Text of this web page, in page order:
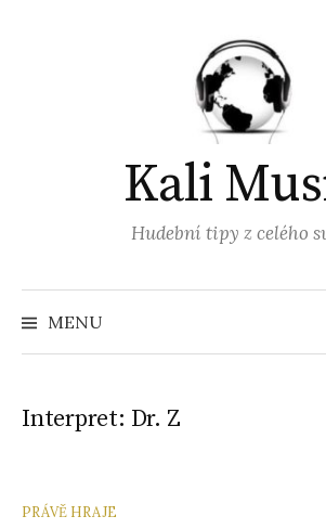
Kali
Hudební tipy z celého
MENU
Interpret: Dr. Z
PRÁVĚ HRAJE